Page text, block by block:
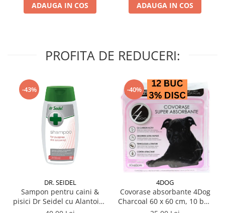
ADAUGA IN COS ADAUGA IN COS
PROFITA DE REDUCERI:
-43%
DR. SEIDEL
Sampon pentru caini &
pisici Dr Seidel cu Alantoina
220 ml
-40%
4DOG
Covorase absorbante 4Dog
Charcoal 60 x 60 cm, 10 buc
/ pachet